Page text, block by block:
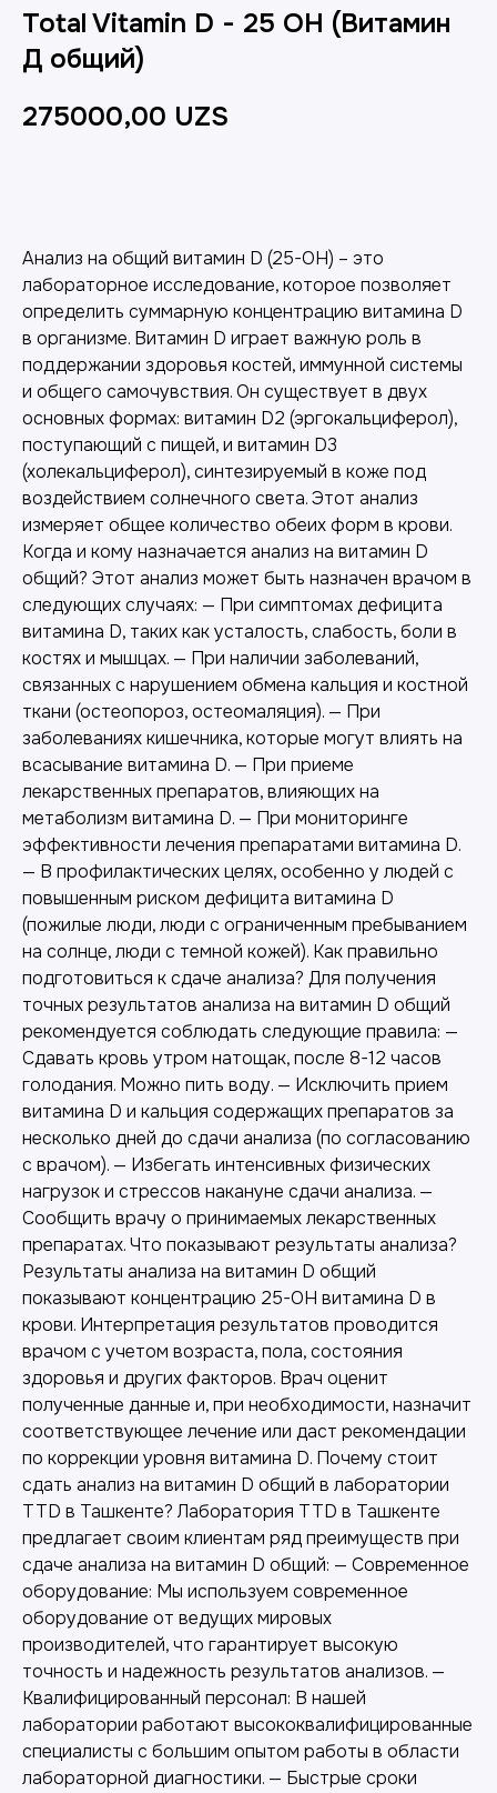
Total Vitamin D - 25 OH (Витамин
Д общий)
275000,00 UZS
Анализ на общий витамин D (25-OH) – это
лабораторное исследование, которое позволяет
определить суммарную концентрацию витамина D
в организме. Витамин D играет важную роль в
поддержании здоровья костей, иммунной системы
и общего самочувствия. Он существует в двух
основных формах: витамин D2 (эргокальциферол),
поступающий с пищей, и витамин D3
(холекальциферол), синтезируемый в коже под
воздействием солнечного света. Этот анализ
измеряет общее количество обеих форм в крови.
Когда и кому назначается анализ на витамин D
общий? Этот анализ может быть назначен врачом в
следующих случаях: — При симптомах дефицита
витамина D, таких как усталость, слабость, боли в
костях и мышцах. — При наличии заболеваний,
связанных с нарушением обмена кальция и костной
ткани (остеопороз, остеомаляция). — При
заболеваниях кишечника, которые могут влиять на
всасывание витамина D. — При приеме
лекарственных препаратов, влияющих на
метаболизм витамина D. — При мониторинге
эффективности лечения препаратами витамина D.
— В профилактических целях, особенно у людей с
повышенным риском дефицита витамина D
(пожилые люди, люди с ограниченным пребыванием
на солнце, люди с темной кожей). Как правильно
подготовиться к сдаче анализа? Для получения
точных результатов анализа на витамин D общий
рекомендуется соблюдать следующие правила: —
Сдавать кровь утром натощак, после 8-12 часов
голодания. Можно пить воду. — Исключить прием
витамина D и кальция содержащих препаратов за
несколько дней до сдачи анализа (по согласованию
с врачом). — Избегать интенсивных физических
нагрузок и стрессов накануне сдачи анализа. —
Сообщить врачу о принимаемых лекарственных
препаратах. Что показывают результаты анализа?
Результаты анализа на витамин D общий
показывают концентрацию 25-OH витамина D в
крови. Интерпретация результатов проводится
врачом с учетом возраста, пола, состояния
здоровья и других факторов. Врач оценит
полученные данные и, при необходимости, назначит
соответствующее лечение или даст рекомендации
по коррекции уровня витамина D. Почему стоит
сдать анализ на витамин D общий в лаборатории
TTD в Ташкенте? Лаборатория TTD в Ташкенте
предлагает своим клиентам ряд преимуществ при
сдаче анализа на витамин D общий: — Современное
оборудование: Мы используем современное
оборудование от ведущих мировых
производителей, что гарантирует высокую
точность и надежность результатов анализов. —
Квалифицированный персонал: В нашей
лаборатории работают высококвалифицированные
специалисты с большим опытом работы в области
лабораторной диагностики. — Быстрые сроки